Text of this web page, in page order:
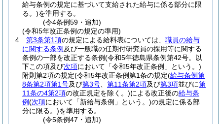
給与条例の規定に基づいて支給された給与に係る部分に限
る。)を準用する。
(令4条例59・追加)
(令和5年改正条例の規定の準用)
4
第3条第1項の規定による給料表については、 職員の給与
に関する条例 及び一般職の任期付研究員の採用等に関する
条例の一部を改正する条例(令和5年徳島県条例第42号。以
下この項及び次項において「令和5年改正条例」という。)
附則第2項の規定(令和5年改正条例第1条の規定(給与条例第
8条第2項第1号及び第3号 第11条第2項及び第3項並びに第
11条の4第2項の改正規定を除く。)による改正後の給与条
例(次項において「新給与条例」という。)の規定に係る部
分に限る。)を準用する。
(令5条例47・追加)